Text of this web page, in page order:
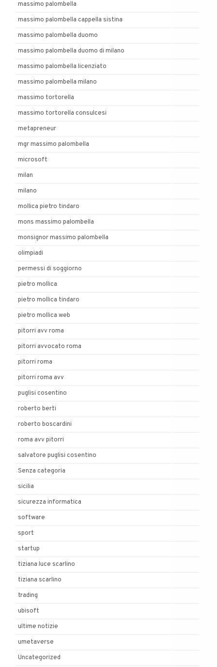
massimo palombella
massimo palombella cappella sistina
massimo palombella duomo
massimo palombella duomo di milano
massimo palombella licenziato
massimo palombella milano
massimo tortorella
massimo tortorella consulcesi
metapreneur
mgr massimo palombella
microsoft
milan
milano
mollica pietro tindaro
mons massimo palombella
monsignor massimo palombella
olimpiadi
permessi di soggiorno
pietro mollica
pietro mollica tindaro
pietro mollica web
pitorri avv roma
pitorri avvocato roma
pitorri roma
pitorri roma avv
puglisi cosentino
roberto berti
roberto boscardini
roma avv pitorri
salvatore puglisi cosentino
Senza categoria
sicilia
sicurezza informatica
software
sport
startup
tiziana luce scarlino
tiziana scarlino
trading
ubisoft
ultime notizie
umetaverse
Uncategorized